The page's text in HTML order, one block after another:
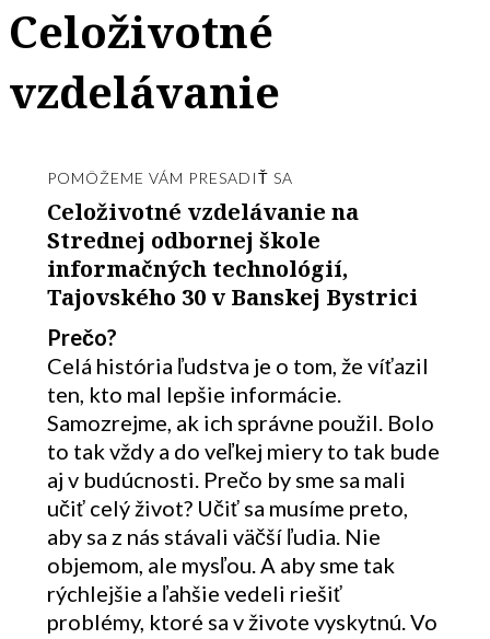
Celoživotné
vzdelávanie
POMÔŽEME VÁM PRESADIŤ SA
Celoživotné vzdelávanie na
Strednej odbornej škole
informačných technológií,
Tajovského 30 v Banskej Bystrici
Prečo?
Celá história ľudstva je o tom, že víťazil
ten, kto mal lepšie informácie.
Samozrejme, ak ich správne použil. Bolo
to tak vždy a do veľkej miery to tak bude
aj v budúcnosti. Prečo by sme sa mali
učiť celý život? Učiť sa musíme preto,
aby sa z nás stávali väčší ľudia. Nie
objemom, ale mysľou. A aby sme tak
rýchlejšie a ľahšie vedeli riešiť
problémy, ktoré sa v živote vyskytnú. Vo